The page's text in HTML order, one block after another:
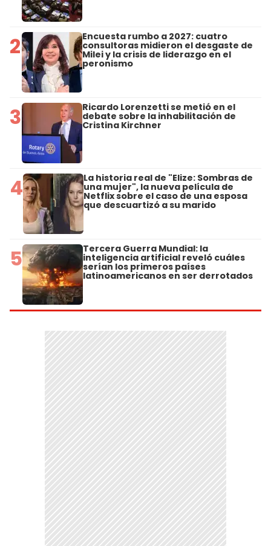
2 Encuesta rumbo a 2027: cuatro
consultoras midieron el desgaste de
Milei y la crisis de liderazgo en el
peronismo
3 Ricardo Lorenzetti se metió en el
debate sobre la inhabilitación de
Cristina Kirchner
4 La historia real de "Elize: Sombras de
una mujer", la nueva película de
Netflix sobre el caso de una esposa
que descuartizó a su marido
5 Tercera Guerra Mundial: la
inteligencia artificial reveló cuáles
serían los primeros países
latinoamericanos en ser derrotados